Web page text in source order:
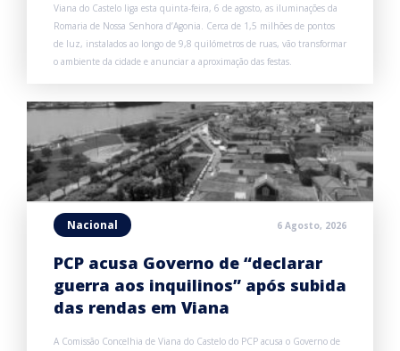
Viana do Castelo liga esta quinta-feira, 6 de agosto, as iluminações da
Romaria de Nossa Senhora d’Agonia. Cerca de 1,5 milhões de pontos
de luz, instalados ao longo de 9,8 quilómetros de ruas, vão transformar
o ambiente da cidade e anunciar a aproximação das festas.
Nacional 6 Agosto, 2026
PCP acusa Governo de “declarar
guerra aos inquilinos” após subida
das rendas em Viana
A Comissão Concelhia de Viana do Castelo do PCP acusa o Governo de